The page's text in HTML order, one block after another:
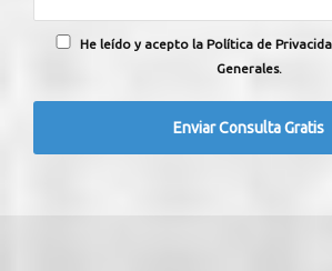
He leído y acepto la Política de
Generales.